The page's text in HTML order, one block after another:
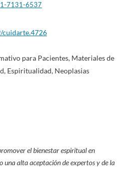
7131-6537
cuidarte.4726
para Pacientes, Materiales de
Espiritualidad, Neoplasias
el bienestar espiritual en
una alta aceptación de expertos y de la